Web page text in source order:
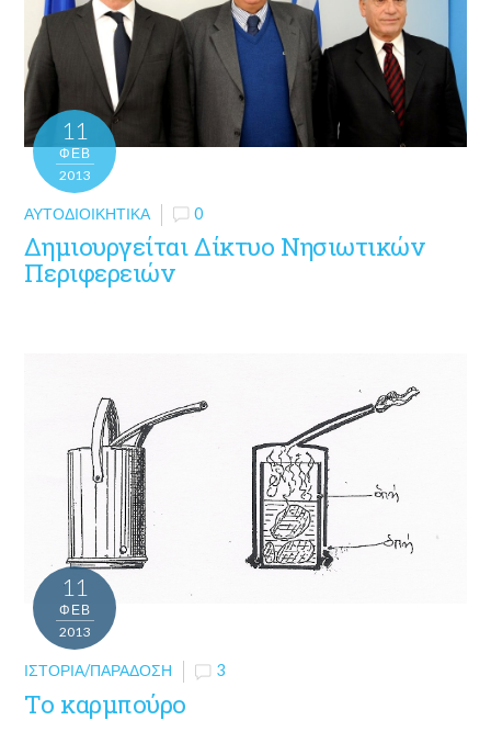
11
ΦΕΒ
2013
ΑΥΤΟΔΙΟΙΚΗΤΙΚΆ 0
Δημιουργείται Δίκτυο Νησιωτικών
Περιφερειών
11
ΦΕΒ
2013
ΙΣΤΟΡΊΑ/ΠΑΡΆΔΟΣΗ 3
Το καρμπούρο